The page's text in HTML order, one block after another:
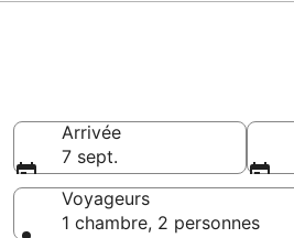
Arrivée
7 sept.
Voyageurs
1 chambre, 2 personnes